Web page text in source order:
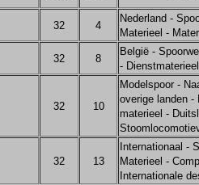
32 4
Nederland -
Materieel -
32 8
België -
- Dienstmaterieel
32 10
Modelspoor -
overige landen -
materieel -
32 13
Internationaal -
Materieel -
Internationale